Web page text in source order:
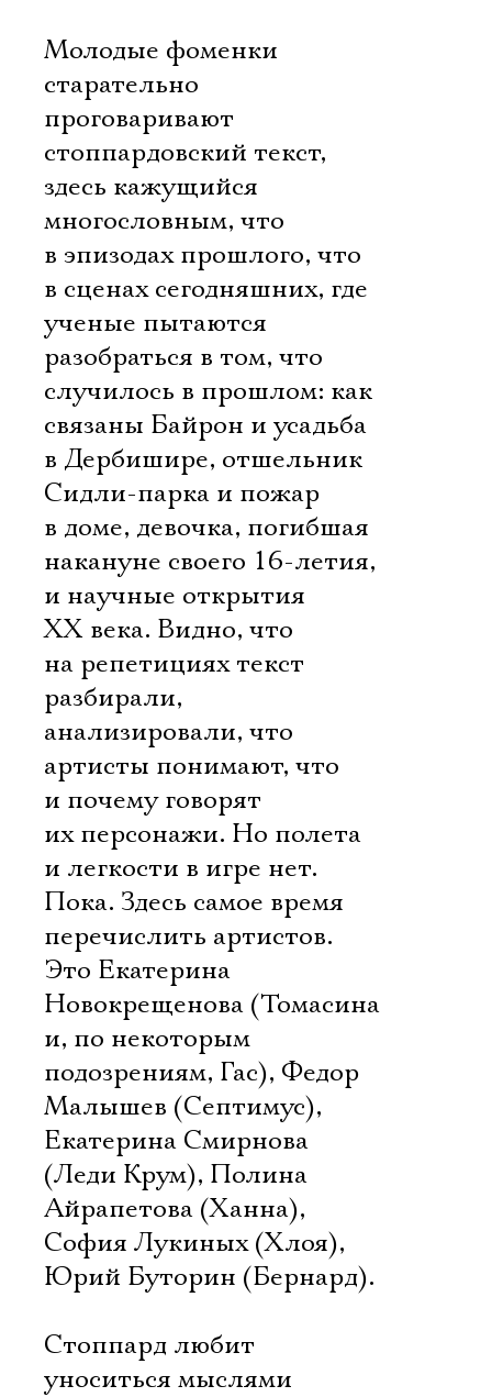
Молодые фоменки
старательно
проговаривают
стоппардовский текст,
здесь кажущийся
многословным, что
в эпизодах прошлого, что
в сценах сегодняшних, где
ученые пытаются
разобраться в том, что
случилось в прошлом: как
связаны Байрон и усадьба
в Дербишире, отшельник
Сидли-парка и пожар
в доме, девочка, погибшая
накануне своего 16-летия,
и научные открытия
ХХ века. Видно, что
на репетициях текст
разбирали,
анализировали, что
артисты понимают, что
и почему говорят
их персонажи. Но полета
и легкости в игре нет.
Пока. Здесь самое время
перечислить артистов.
Это Екатерина
Новокрещенова (Томасина
и, по некоторым
подозрениям, Гас), Федор
Малышев (Септимус),
Екатерина Смирнова
(Леди Крум), Полина
Айрапетова (Ханна),
София Лукиных (Хлоя),
Юрий Буторин (Бернард).
Стоппард любит
уноситься мыслями